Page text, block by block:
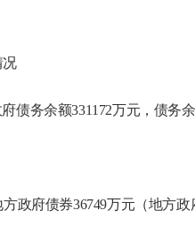
况
债务余额331172万元，债务
政府债券36749万元（地方政